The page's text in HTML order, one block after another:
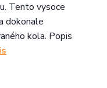
Tento vysoce
dokonale
kola. Popis